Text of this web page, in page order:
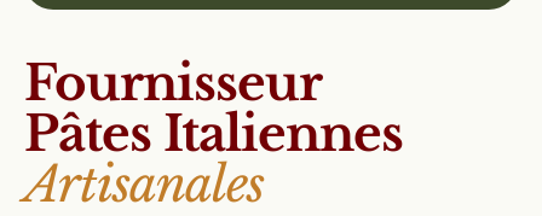
Fournisseur
Pâtes Italiennes
Artisanales